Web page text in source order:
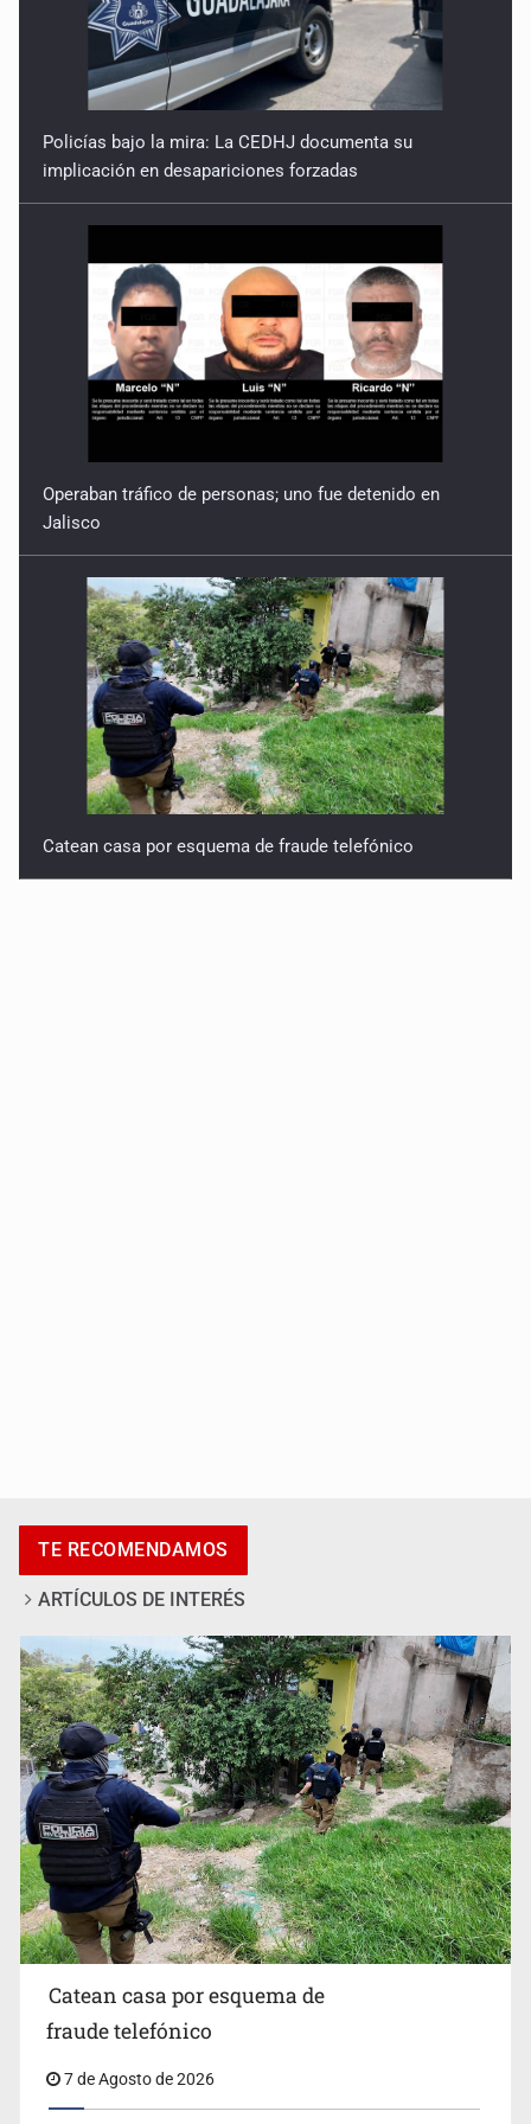
Policías bajo la mira: La CEDHJ documenta su
implicación en desapariciones forzadas
Operaban tráfico de personas; uno fue detenido en
Jalisco
Catean casa por esquema de fraude telefónico
afirma Lazos de Amor
Sheinbaum anticipa más detenciones por caso
Ayotzinapa y promete justicia
TE RECOMENDAMOS
ARTÍCULOS DE INTERÉS
Catean casa por esquema de
fraude telefónico
7 de Agosto de 2026